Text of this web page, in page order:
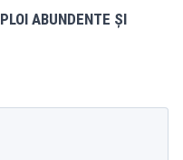
ABUNDENTE ȘI